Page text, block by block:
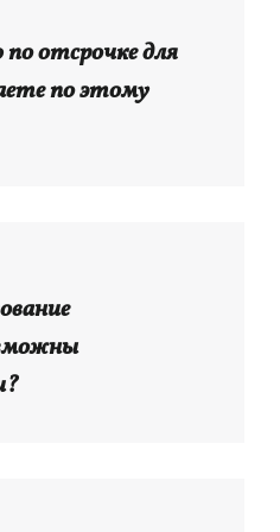
отсрочке для
по этому